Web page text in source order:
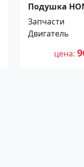
Подушка
AVANCIER ,
, SHUTTLE
Запчасти
Двигатель
цена